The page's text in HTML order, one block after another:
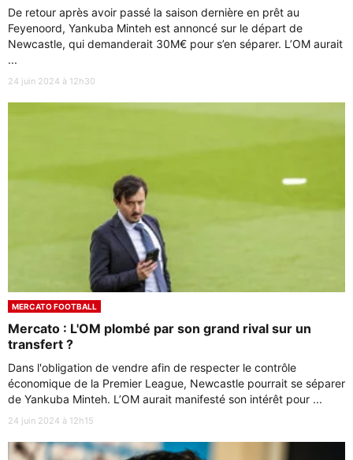
De retour après avoir passé la saison dernière en prêt au
Feyenoord, Yankuba Minteh est annoncé sur le départ de
Newcastle, qui demanderait 30M€ pour s’en séparer. L’OM aurait
...
24 juin 2024 à 12h30
MERCATO FOOTBALL
Mercato : L'OM plombé par son grand rival sur un
transfert ?
Dans l'obligation de vendre afin de respecter le contrôle
économique de la Premier League, Newcastle pourrait se séparer
de Yankuba Minteh. L’OM aurait manifesté son intérêt pour ...
24 juin 2024 à 12h15